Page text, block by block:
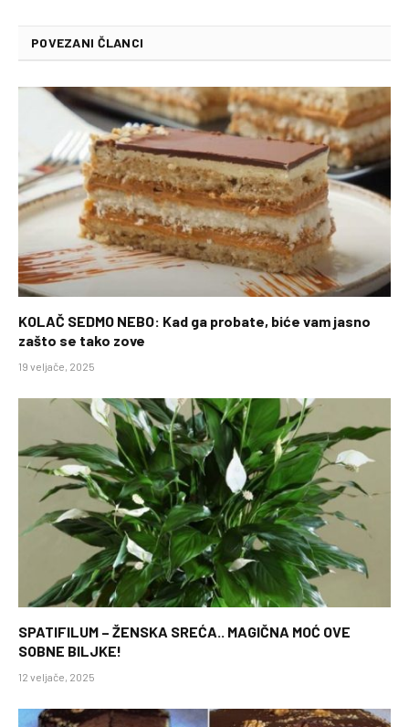
POVEZANI ČLANCI
KOLAČ SEDMO NEBO: Kad ga probate, biće vam jasno
zašto se tako zove
19 veljače, 2025
SPATIFILUM – ŽENSKA SREĆA.. MAGIČNA MOĆ OVE
SOBNE BILJKE!
12 veljače, 2025